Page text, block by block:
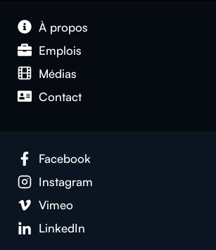
À propos
Emplois
Médias
Contact
Facebook
Instagram
Vimeo
LinkedIn